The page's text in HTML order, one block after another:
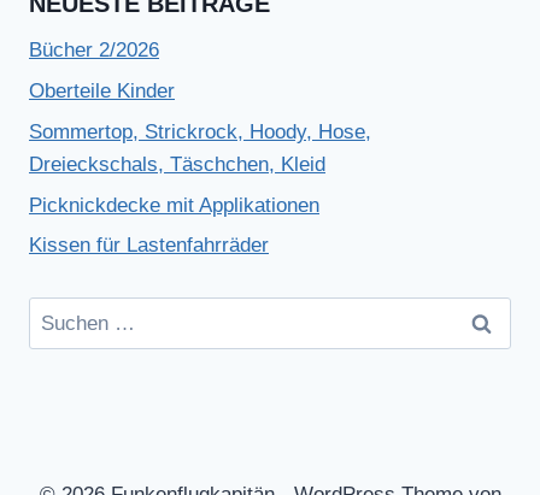
Bücher 2/2026
Oberteile Kinder
Sommertop, Strickrock, Hoody, Hose,
Dreieckschals, Täschchen, Kleid
Picknickdecke mit Applikationen
Kissen für Lastenfahrräder
Suchen
nach: